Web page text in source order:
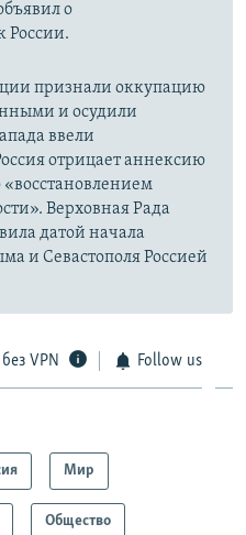
о
России.
признали оккупацию
и осудили
ввели
отрицает аннексию
«восстановлением
Верховная Рада
датой начала
и Севастополя Россией
VPN Follow us
Мир
Общество